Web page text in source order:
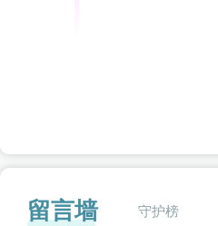
留言墙 守护榜